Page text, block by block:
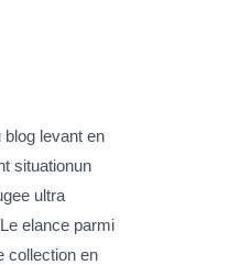
blog levant en
situationun
ultra
elance parmi
collection en